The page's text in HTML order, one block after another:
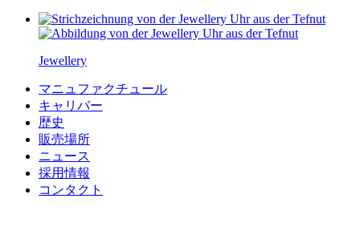
Jewellery
マニュファクチュール
キャリバー
歴史
販売場所
ニュース
採用情報
コンタクト